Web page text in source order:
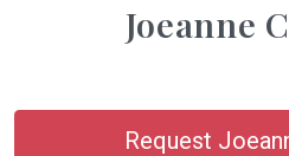
Joeanne
Request